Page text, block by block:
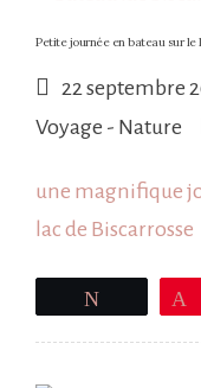
Petite journée en bateau sur le
22 septembre
Voyage - Nature
une magnifique
lac de Biscarrosse
Tweetez